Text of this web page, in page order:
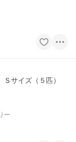
サイズ（５匹）
ー